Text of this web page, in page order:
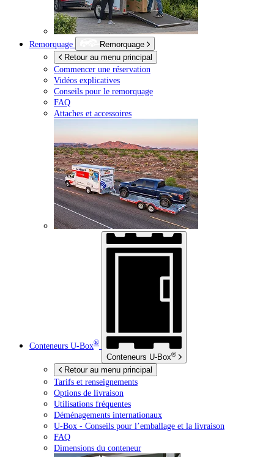
Remorquage
Remorquage
Retour au menu principal
Commencer une réservation
Vidéos explicatives
Conseils pour le remorquage
FAQ
Attaches et accessoires
Conteneurs U-Box®
Conteneurs U-Box®
Retour au menu principal
Tarifs et renseignements
Options de livraison
Utilisations fréquentes
Déménagements internationaux
U-Box - Conseils pour l’emballage et la livraison
FAQ
Dimensions du conteneur